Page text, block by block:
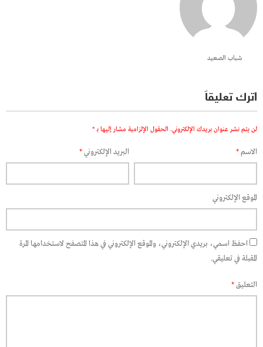
شباب الصعيد
اترك تعليقاً
لن يتم نشر عنوان بريدك الإلكتروني. الحقول الإلزامية مشار إليها بـ *
الاسم* البريد الإلكتروني*
الموقع الإلكتروني
احفظ اسمي، بريدي الإلكتروني، والموقع الإلكتروني في هذا المتصفح لاستخدامها المرة
المقبلة في تعليقي.
التعليق*